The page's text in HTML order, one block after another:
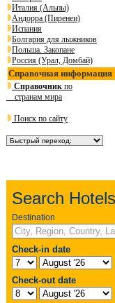
Италия (Альпы)
Андорра (Пиренеи)
Испания
Болгария для лыжников
Польша. Закопане
Россия (Урал, Домбай)
Справочная информация
Справочник по
странам мира
Поиск по сайту